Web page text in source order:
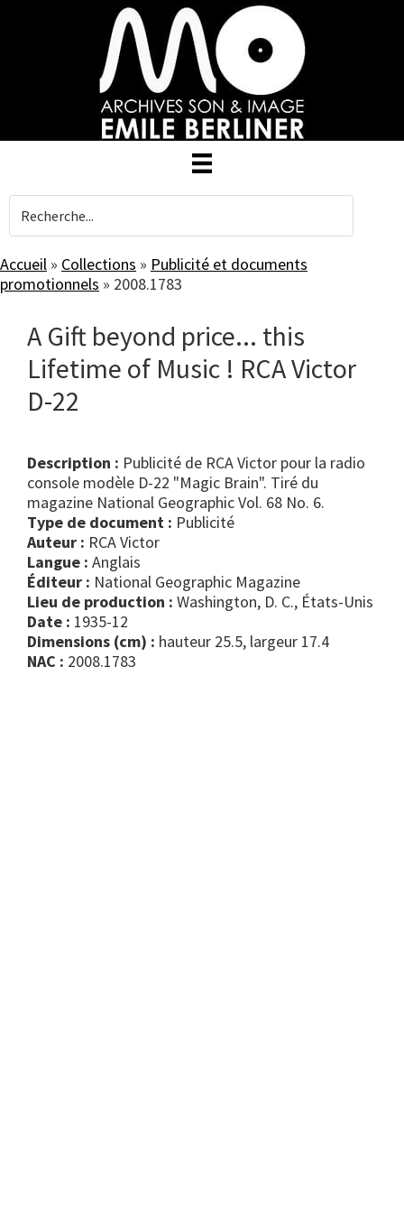
Accueil » Collections » Publicité et documents
promotionnels » 2008.1783
A Gift beyond price... this
Lifetime of Music ! RCA Victor
D-22
Description : Publicité de RCA Victor pour la radio
console modèle D-22 "Magic Brain". Tiré du
magazine National Geographic Vol. 68 No. 6.
Type de document :
publicité
Auteur : RCA Victor
Langue : Anglais
Éditeur : National Geographic Magazine
Lieu de production : Washington, D. C., États-Unis
Date : 1935-12
Dimensions (cm) : hauteur 25.5, largeur 17.4
NAC : 2008.1783